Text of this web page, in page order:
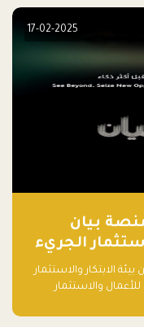
17-02-2025
بيان
الجريء
العربية
الابتكار والاستثمار
والاستثمار
ورواد الأعمال في